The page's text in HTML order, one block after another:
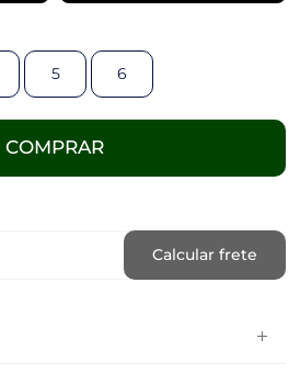
5 6
COMPRAR
Calcular frete